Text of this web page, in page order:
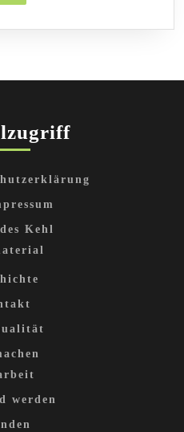
Kehl
werden